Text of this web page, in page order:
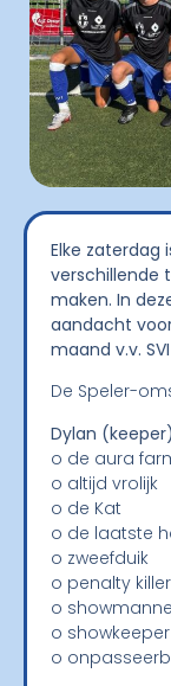
Elke zaterdag
verschillende
maken. In
aandacht
maand v.v. SVI
De Speler-
Dylan
o de aura
o altijd vrolijk
o de Kat
o de laatste
o zweefduik
o penalty killer
o
o showkeeper
o